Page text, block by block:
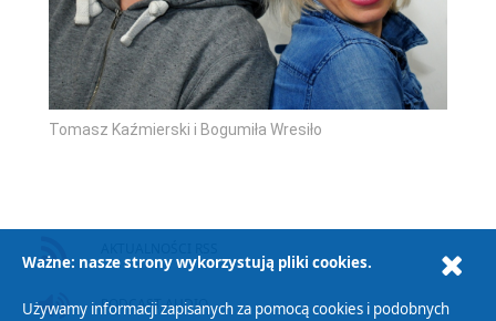
Tomasz Kaźmierski i Bogumiła Wresiło
PODCAST AUDIO
Ważne: nasze strony wykorzystują pliki cookies.
Używamy informacji zapisanych za pomocą cookies i podobnych